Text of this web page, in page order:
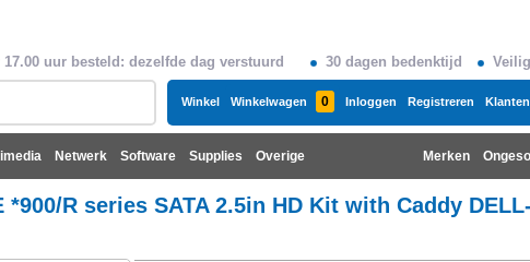
17.00 uur besteld: dezelfde dag verstuurd 30 dagen bedenktijd
Winkel Winkelwagen 0 Inloggen Registreren
Netwerk Software Supplies Overige Merken
R series SATA 2.5in HD Kit with Caddy DELL-